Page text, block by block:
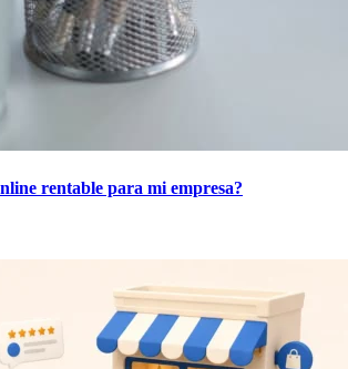
rentable para mi empresa?